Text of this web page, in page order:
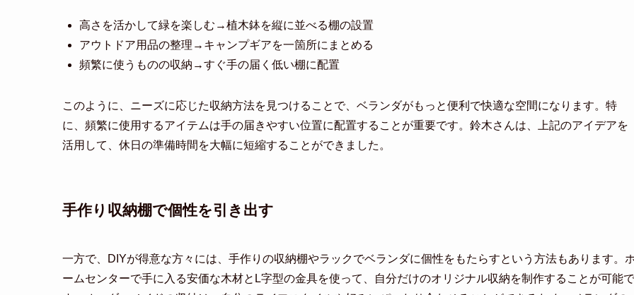
高さを活かして緑を楽しむ→植木鉢を縦に並べる棚の設置
アウトドア用品の整理→キャンプギアを一箇所にまとめる
頻繁に使うものの収納→すぐ手の届く低い棚に配置
このように、ニーズに応じた収納方法を見つけることで、ベランダがもっと便利で快適な空間になります。特
に、頻繁に使用するアイテムは手の届きやすい位置に配置することが重要です。鈴木さんは、上記のアイデアを
活用して、休日の準備時間を大幅に短縮することができました。
手作り収納棚で個性を引き出す
一方で、DIYが得意な方々には、手作りの収納棚やラックでベランダに個性をもたらすという方法もあります。
ームセンターで手に入る安価な木材とL字型の金具を使って、自分だけのオリジナル収納を制作することが可能で